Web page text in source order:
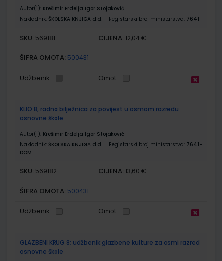
Autor(i): Krešimir Erdelja Igor Stojaković
Nakladnik: ŠKOLSKA KNJIGA d.d. Registarski broj ministarstva: 7641
SKU: 569181 CIJENA: 12,04 €
ŠIFRA OMOTA: 500431
Udžbenik Omot
KLIO 8; radna bilježnica za povijest u osmom razredu
osnovne škole
Autor(i): Krešimir Erdelja Igor Stojaković
Nakladnik: ŠKOLSKA KNJIGA d.d. Registarski broj ministarstva: 7641-
DOM
SKU: 569182 CIJENA: 13,60 €
ŠIFRA OMOTA: 500431
Udžbenik Omot
GLAZBENI KRUG 8; udžbenik glazbene kulture za osmi razred
osnovne škole